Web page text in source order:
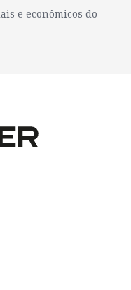
e econômicos do